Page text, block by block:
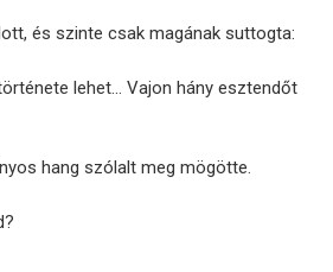
és szinte csak magának suttogta:
lehet… Vajon hány esztendőt
hang szólalt meg mögötte.